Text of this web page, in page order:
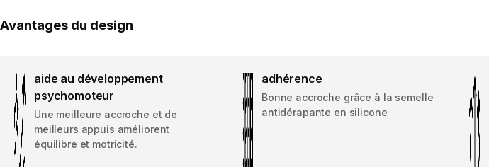
Avantages du design
aide au développement
psychomoteur
Une meilleure accroche et de
meilleurs appuis améliorent
équilibre et motricité.
adhérence
Bonne accroche grâce à la semelle
antidérapante en silicone